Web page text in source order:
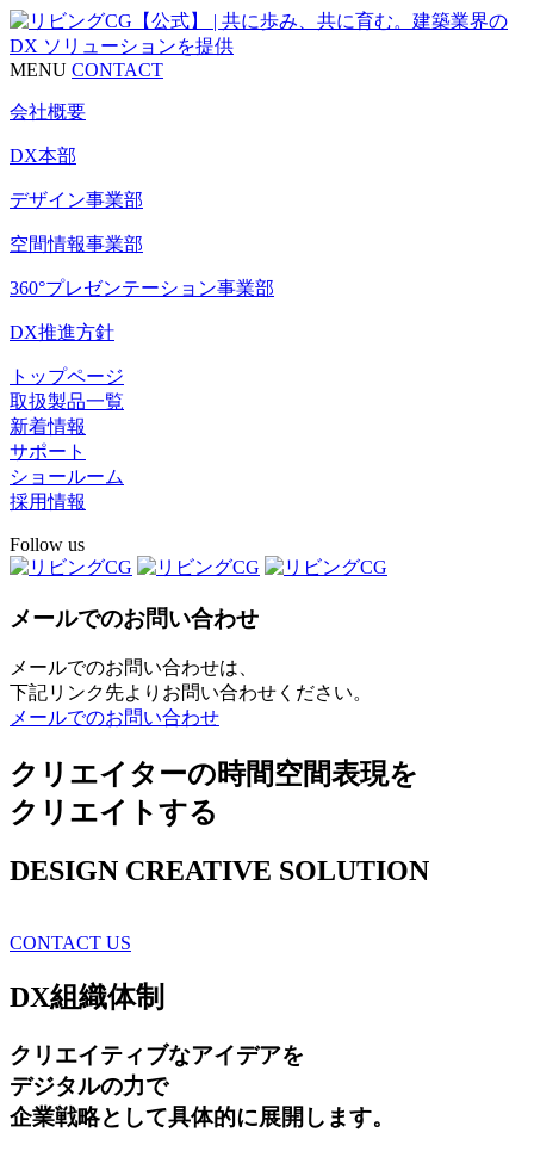
MENU CONTACT
会社概要
DX本部
デザイン事業部
空間情報事業部
360°プレゼンテーション事業部
DX推進方針
トップページ
取扱製品一覧
新着情報
サポート
ショールーム
採用情報
Follow us
メールでのお問い合わせ
メールでのお問い合わせは、
下記リンク先よりお問い合わせください。
メールでのお問い合わせ
クリエイターの時間空間表現を
クリエイトする
DESIGN CREATIVE SOLUTION
CONTACT US
DX組織体制
クリエイティブなアイデアを
デジタルの力で
企業戦略として具体的に展開します。